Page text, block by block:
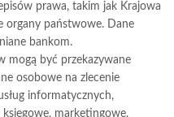
prawa, takim jak Krajowa
organy państwowe. Dane
bankom.
mogą być przekazywane
osobowe na zlecenie
informatycznych,
marketingowe,